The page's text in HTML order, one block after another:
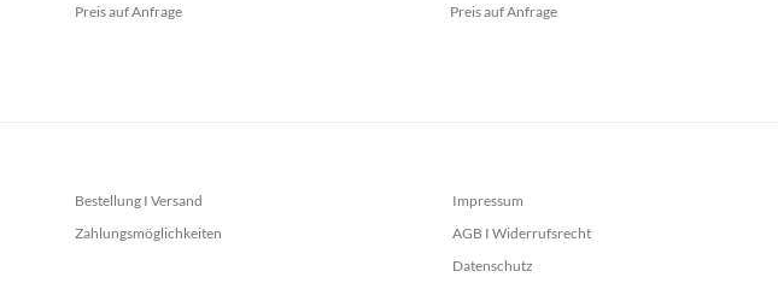
Preis auf Anfrage Preis auf Anfrage
Bestellung I Versand
Zahlungsmöglichkeiten
Impressum
AGB I Widerrufsrecht
Datenschutz